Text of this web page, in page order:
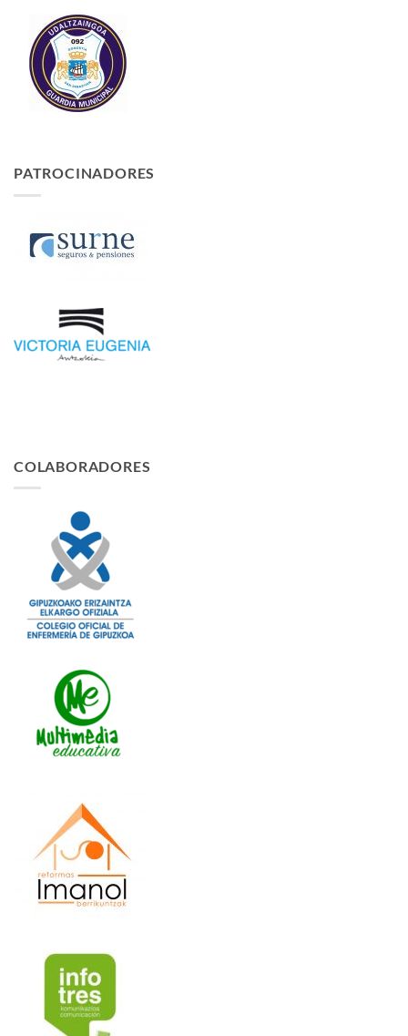
PATROCINADORES
COLABORADORES